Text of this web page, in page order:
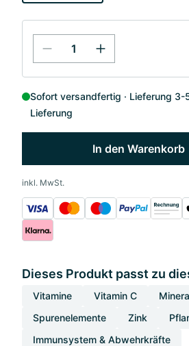
Sofort versandfertig Lieferung 3-
Lieferung
In den Warenkorb
inkl. MwSt.
Dieses Produkt passt zu
Vitamine Vitamin C
Spurenelemente
Zink
Immunsystem & Abwehrkräfte